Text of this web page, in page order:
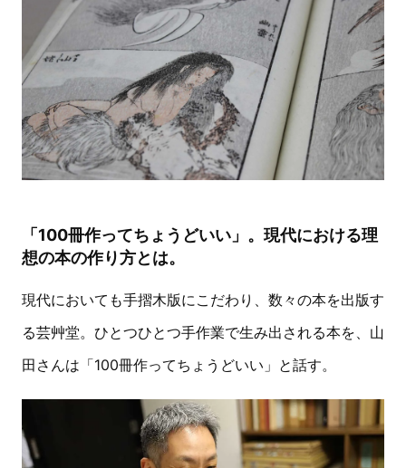
「100冊作ってちょうどいい」。現代における理
想の本の作り方とは。
現代においても手摺木版にこだわり、数々の本を出版す
る芸艸堂。ひとつひとつ手作業で生み出される本を、山
田さんは「100冊作ってちょうどいい」と話す。